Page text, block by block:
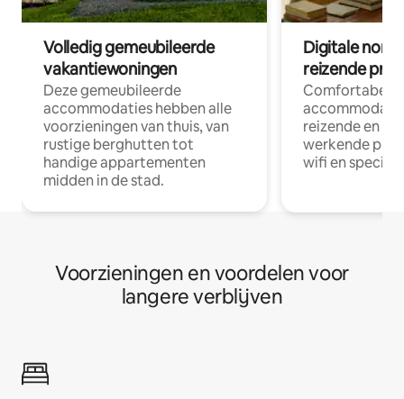
Volledig gemeubileerde
vakantiewoningen
Deze gemeubileerde
accommodaties hebben alle
voorzieningen van thuis, van
rustige berghutten tot
handige appartementen
midden in de stad.
Digitale
reizende
Comfortabele
reizende en
werkende
wifi en
Voorzieningen en voordelen voor
langere verblijven